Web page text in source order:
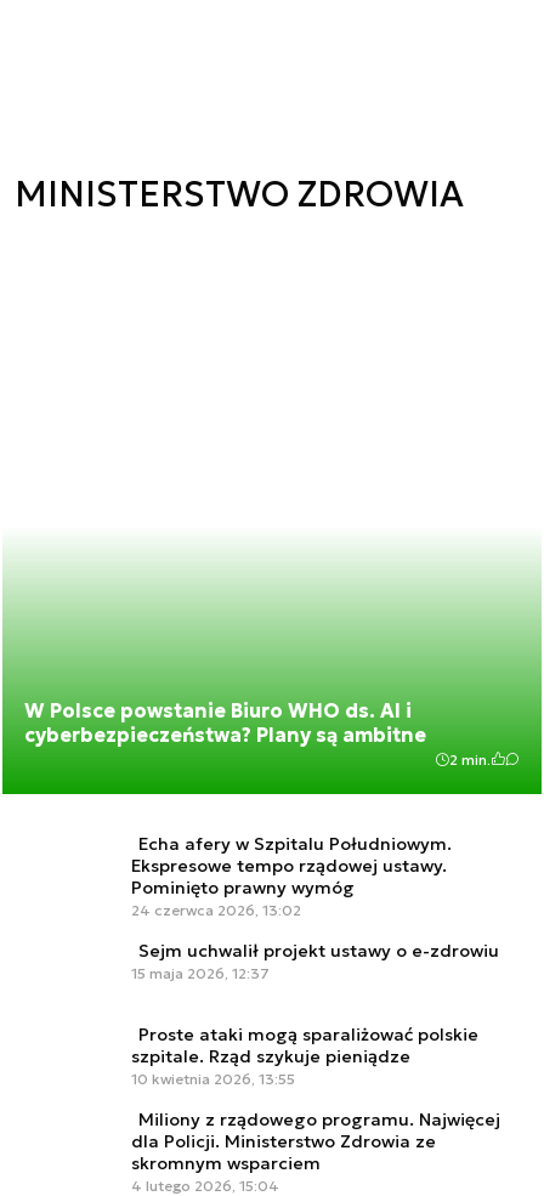
MINISTERSTWO ZDROWIA
W Polsce powstanie Biuro WHO ds. AI i
cyberbezpieczeństwa? Plany są ambitne
2 min.
Echa afery w Szpitalu Południowym.
Ekspresowe tempo rządowej ustawy.
Pominięto prawny wymóg
24 czerwca 2026, 13:02
Sejm uchwalił projekt ustawy o e-zdrowiu
15 maja 2026, 12:37
Proste ataki mogą sparaliżować polskie
szpitale. Rząd szykuje pieniądze
10 kwietnia 2026, 13:55
Miliony z rządowego programu. Najwięcej
dla Policji. Ministerstwo Zdrowia ze
skromnym wsparciem
4 lutego 2026, 15:04